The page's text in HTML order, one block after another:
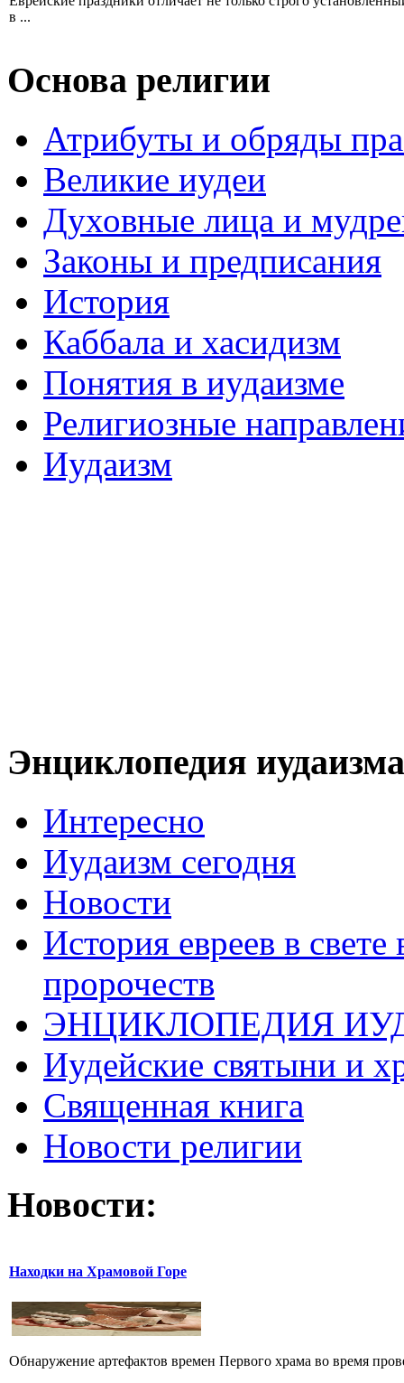
в ...
Основа религии
Атрибуты и обряды
Великие иудеи
Духовные лица и
Законы и предписания
История
Каббала и хасидизм
Понятия в иудаизме
Религиозные
Иудаизм
Энциклопедия иудаизма
Интересно
Иудаизм сегодня
Новости
История евреев в
пророчеств
ЭНЦИКЛОПЕДИЯ
Иудейские святыни и
Священная книга
Новости религии
Новости:
Находки на Храмовой Горе
Обнаружение артефактов времен Первого храма во время